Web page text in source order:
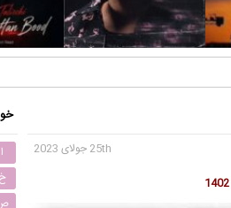
25th جولای 2023
ا
خ